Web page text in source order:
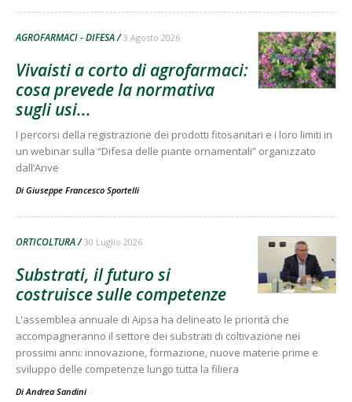
AGROFARMACI - DIFESA 3 Agosto 2026
Vivaisti a corto di agrofarmaci:
cosa prevede la normativa
sugli usi...
I percorsi della registrazione dei prodotti fitosanitari e i loro limiti in
un webinar sulla “Difesa delle piante ornamentali” organizzato
dall’Anve
Di Giuseppe Francesco Sportelli
ORTICOLTURA 30 Luglio 2026
Substrati, il futuro si
costruisce sulle competenze
L'assemblea annuale di Aipsa ha delineato le priorità che
accompagneranno il settore dei substrati di coltivazione nei
prossimi anni: innovazione, formazione, nuove materie prime e
sviluppo delle competenze lungo tutta la filiera
Di Andrea Sandini -